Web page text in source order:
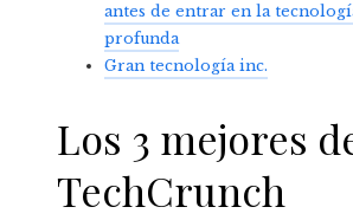
antes de entrar en la
profunda
Gran tecnología inc.
Los 3 mejores
TechCrunch